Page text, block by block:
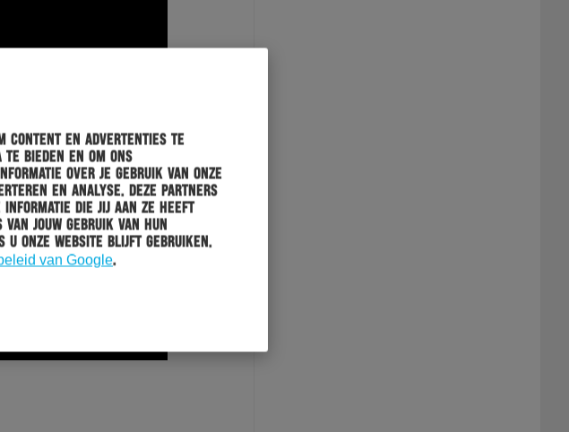
content en advertenties te
bieden en om ons
over je gebruik van onze
en analyse. Deze partners
informatie die jij aan ze heeft
jouw gebruik van hun
u onze website blijft gebruiken.
van Google.